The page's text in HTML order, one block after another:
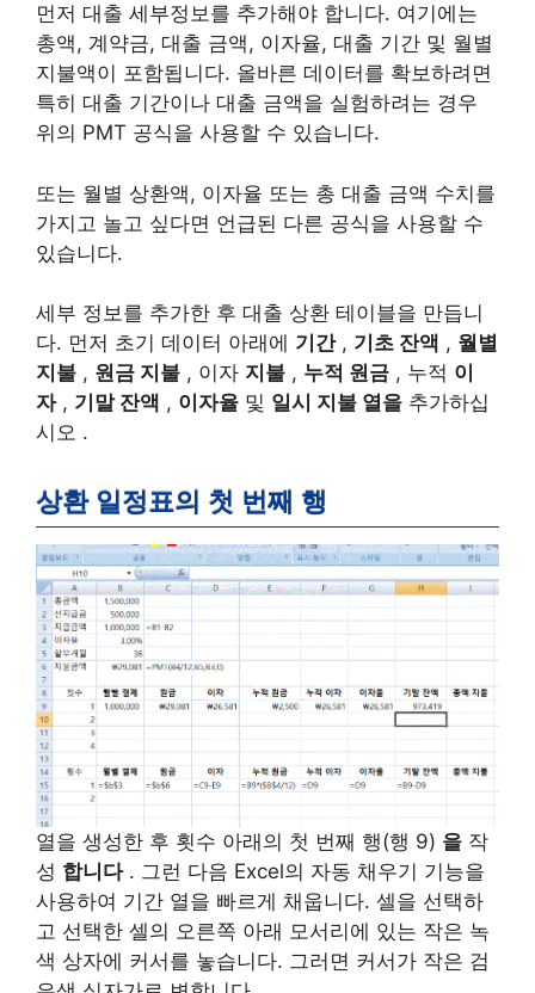
먼저 대출 세부정보를 추가해야 합니다. 여기에는
총액, 계약금, 대출 금액, 이자율, 대출 기간 및 월별
지불액이 포함됩니다. 올바른 데이터를 확보하려면
특히 대출 기간이나 대출 금액을 실험하려는 경우
위의 PMT 공식을 사용할 수 있습니다.
또는 월별 상환액, 이자율 또는 총 대출 금액 수치를
가지고 놀고 싶다면 언급된 다른 공식을 사용할 수
있습니다.
세부 정보를 추가한 후 대출 상환 테이블을 만듭니
다. 먼저 초기 데이터 아래에 기간, 기초 잔액 , 월별
지불 , 원금 지불 , 이자 지불 , 누적 원금 , 누적 이
자, 기말 잔액 , 이자율 및 일시 지불 열을 추가하십
시오 .
상환 일정표의 첫 번째 행
열을 생성한 후 횟수 아래의 첫 번째 행(행 9) 을 작
성 합니다. 그런 다음 Excel의 자동 채우기 기능을
사용하여 기간 열을 빠르게 채웁니다. 셀을 선택하
고 선택한 셀의 오른쪽 아래 모서리에 있는 작은 녹
색 상자에 커서를 놓습니다. 그러면 커서가 작은 검